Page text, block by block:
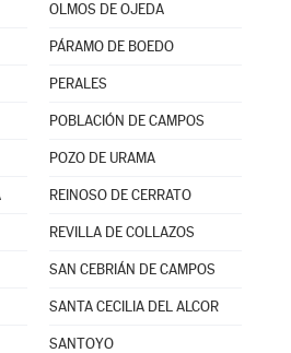
OLMOS DE OJEDA
PÁRAMO DE BOEDO
PERALES
POBLACIÓN DE CAMPOS
POZO DE URAMA
REINOSO DE CERRATO
REVILLA DE COLLAZOS
SAN CEBRIÁN DE CAMPOS
SANTA CECILIA DEL ALCOR
SANTOYO